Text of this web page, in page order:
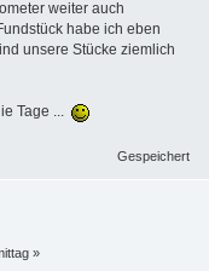
weiter auch
habe ich eben
unsere Stücke ziemlich
Tage ...
Gespeichert
»